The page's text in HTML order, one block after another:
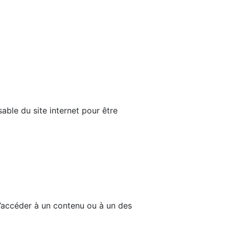
du site internet pour être
à un contenu ou à un des